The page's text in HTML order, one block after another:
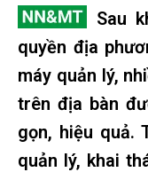
Sau
quyền địa
máy quản lý,
trên địa bàn
gọn, hiệu quả.
quản lý, khai